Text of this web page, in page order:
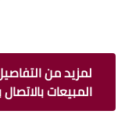
لمزيد من
المبيعات